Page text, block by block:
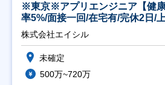
※東京※アプリエンジニア【健
率5%/面接一回/在宅有/完休2日/
株式会社エイシル
未確定
500万~720万